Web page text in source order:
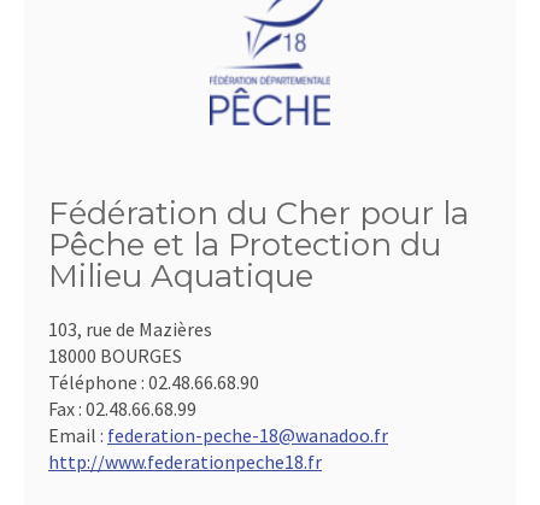
Fédération du Cher pour la
Pêche et la Protection du
Milieu Aquatique
103, rue de Mazières
18000 BOURGES
Téléphone : 02.48.66.68.90
Fax : 02.48.66.68.99
Email : federation-peche-18@wanadoo.fr
http://www.federationpeche18.fr